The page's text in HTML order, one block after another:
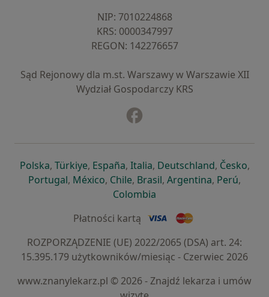
NIP: ⁠7010224868
KRS: ⁠0000347997
REGON: ⁠142276657
Sąd Rejonowy dla m.st. Warszawy w Warszawie XII
Wydział Gospodarczy KRS
Polskaotwiera się w nowej karcie
, Türkiyeotwiera się w nowej karcie
, Españaotwiera się w nowej karcie
, Italiaotwiera się w nowej
, Deutschlandotwiera się
, Česko,
Portugalotwiera się w nowej karcie
, Méxicootwiera się w nowej karcie
, Chileotwiera się w nowej karcie
, Brasilotwiera się w nowej
, Argentinaotwiera się
, Perú,
Colombia
Płatności kartą
ROZPORZĄDZENIE (UE) 2022/2065 (DSA) art. 24:
15.395.179 użytkowników/miesiąc - Czerwiec 2026
www.znanylekarz.pl © 2026 - Znajdź lekarza i umów